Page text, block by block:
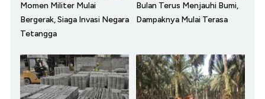
Momen Militer Mulai
Bergerak, Siaga Invasi Negara
Tetangga
Bulan Terus Menjauhi Bumi,
Dampaknya Mulai Terasa